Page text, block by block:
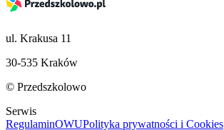
ul. Krakusa 11
30-535 Kraków
© Przedszkolowo
Serwis
RegulaminOWUPolityka prywatności i Cookies